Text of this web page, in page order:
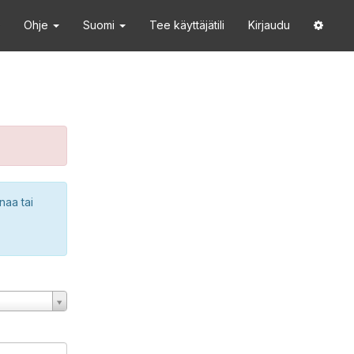
Ohje Suomi Tee käyttäjätili Kirjaudu
tai